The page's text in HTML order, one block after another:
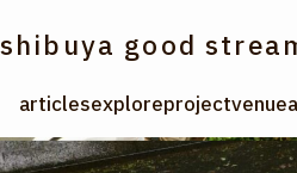
shibuya good
articlesexploreprojectvenue